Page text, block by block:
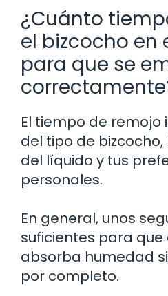
¿Cuánto
el bizcocho en
para que se
El tiempo de
del tipo de
del líquido y tus
personales.
En general, unos
suficientes para que
absorba humedad
por completo.